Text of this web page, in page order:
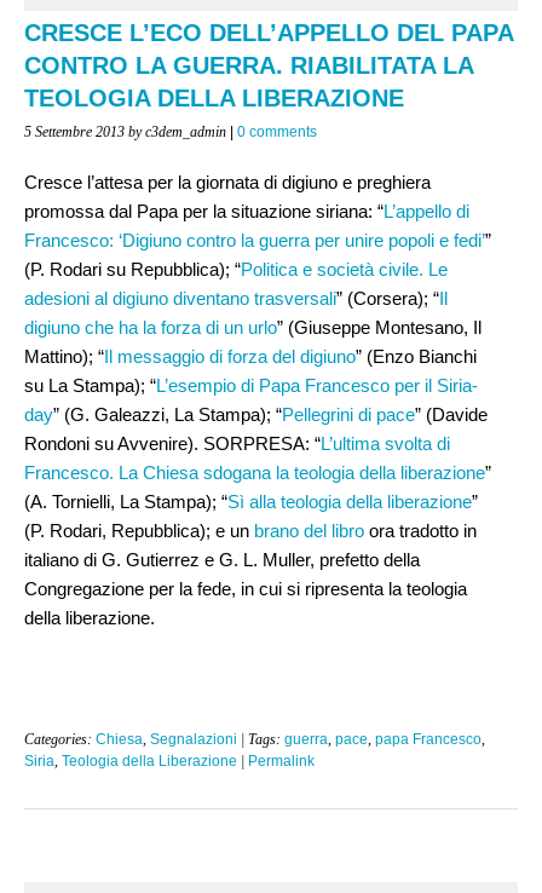
CRESCE L’ECO DELL’APPELLO DEL PAPA
CONTRO LA GUERRA. RIABILITATA LA
TEOLOGIA DELLA LIBERAZIONE
5 Settembre 2013 by c3dem_admin | 0 comments
Cresce l’attesa per la giornata di digiuno e preghiera
promossa dal Papa per la situazione siriana: “L’appello di
Francesco: ‘Digiuno contro la guerra per unire popoli e fedi’”
(P. Rodari su Repubblica); “Politica e società civile. Le
adesioni al digiuno diventano trasversali” (Corsera); “Il
digiuno che ha la forza di un urlo” (Giuseppe Montesano, Il
Mattino); “Il messaggio di forza del digiuno” (Enzo Bianchi
su La Stampa); “L’esempio di Papa Francesco per il Siria-
day” (G. Galeazzi, La Stampa); “Pellegrini di pace” (Davide
Rondoni su Avvenire). SORPRESA: “L’ultima svolta di
Francesco. La Chiesa sdogana la teologia della liberazione”
(A. Tornielli, La Stampa); “Sì alla teologia della liberazione”
(P. Rodari, Repubblica); e un brano del libro ora tradotto in
italiano di G. Gutierrez e G. L. Muller, prefetto della
Congregazione per la fede, in cui si ripresenta la teologia
della liberazione.
Categories: Chiesa Segnalazioni | Tags: guerra pace papa Francesco
Siria Teologia della Liberazione | Permalink